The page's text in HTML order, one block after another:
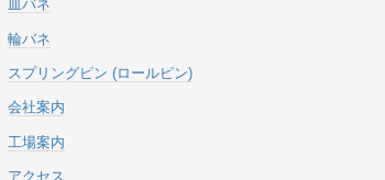
皿バネ
輪バネ
スプリングピン (ロールピン)
会社案内
工場案内
アクセス